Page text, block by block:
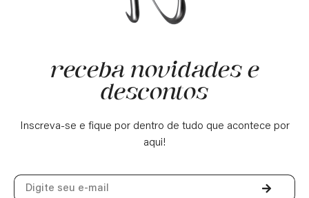
receba novidades e
descontos
Inscreva-se e fique por dentro de tudo que acontece por
aqui!